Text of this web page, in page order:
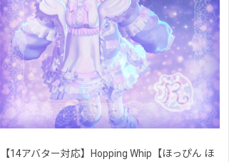
【14アバター対応】Hopping Whip【ほっぴん ほ